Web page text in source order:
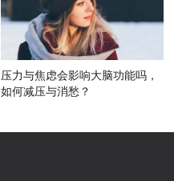
压力与焦虑会影响大脑功能吗，
如何减压与消愁？